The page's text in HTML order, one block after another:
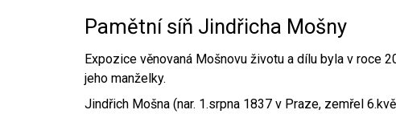
Pamětní síň Jindřicha Mošny
Expozice věnovaná Mošnovu životu a dílu byla v roce
jeho manželky.
Jindřich Mošna (nar. 1.srpna 1837 v Praze, zemřel